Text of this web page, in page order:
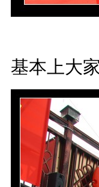
基本上大